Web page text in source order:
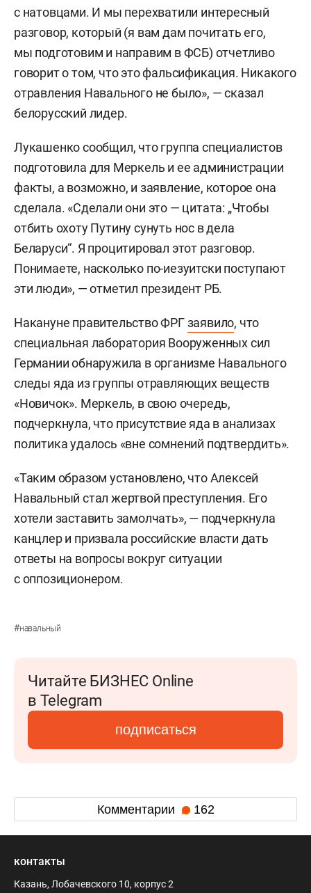
с натовцами. И мы перехватили интересный
разговор, который (я вам дам почитать его,
мы подготовим и направим в ФСБ) отчетливо
говорит о том, что это фальсификация. Никакого
отравления Навального не было», — сказал
белорусский лидер.
Лукашенко сообщил, что группа специалистов
подготовила для Меркель и ее администрации
факты, а возможно, и заявление, которое она
сделала. «Сделали они это — цитата: „Чтобы
отбить охоту Путину сунуть нос в дела
Беларуси“. Я процитировал этот разговор.
Понимаете, насколько по-иезуитски поступают
эти люди», — отметил президент РБ.
Накануне правительство ФРГзаявило, что
специальная лаборатория Вооруженных сил
Германии обнаружила в организме Навального
следы яда из группы отравляющих веществ
«Новичок». Меркель, в свою очередь,
подчеркнула, что присутствие яда в анализах
политика удалось «вне сомнений подтвердить».
«Таким образом установлено, что Алексей
Навальный стал жертвой преступления. Его
хотели заставить замолчать», — подчеркнула
канцлер и призвала российские власти дать
ответы на вопросы вокруг ситуации
с оппозиционером.
#навальный
Читайте БИЗНЕС Online
в Telegram
подписаться
Комментарии 162
контакты
Казань, Лобачевского 10, корпус 2